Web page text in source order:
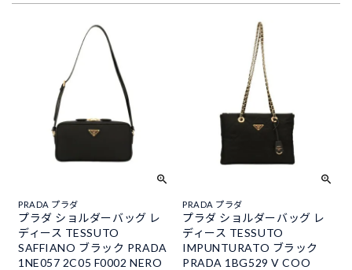
PRADA プラダ
プラダ ショルダーバッグ レ
ディース TESSUTO
SAFFIANO ブラック PRADA
1NE057 2C05 F0002 NERO
PRADA プラダ
プラダ ショルダーバッグ レ
ディース TESSUTO
IMPUNTURATO ブラック
PRADA 1BG529 V COO